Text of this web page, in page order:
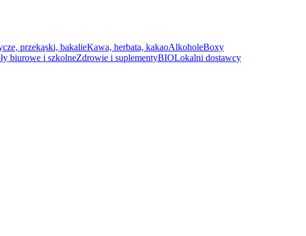
przekąski, bakalieKawa, herbata, kakaoAlkoholeBoxy
biurowe i szkolneZdrowie i suplementyBIOLokalni dostawcy